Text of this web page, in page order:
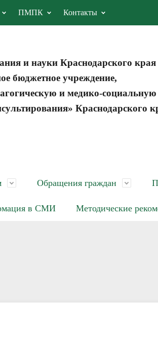
ПМПК Контакты
и науки Краснодарского края
бюджетное учреждение,
и медико-
Краснодарского
Обращения граждан
в СМИ Методические